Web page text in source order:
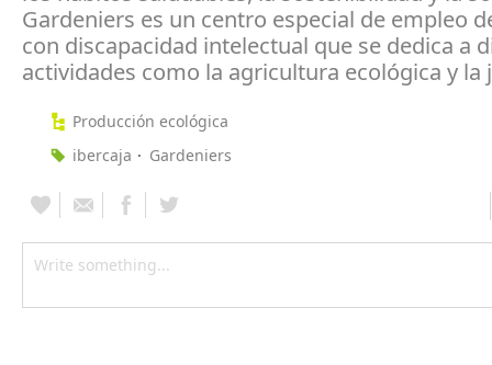
Gardeniers es un centro especial de empleo
con discapacidad intelectual que se dedica a
actividades como la agricultura ecológica y la
Producción ecológica
ibercaja
Gardeniers